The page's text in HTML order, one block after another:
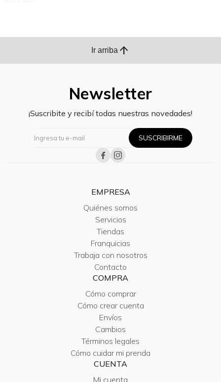
Ir arriba arrow_upward
Newsletter
¡Suscribite y recibí todas nuestras novedades!
SUSCRIBIRME
 
EMPRESA
Quiénes somos
Servicios
Tiendas
Franquicias
Trabaja con nosotros
Contacto
COMPRA
Cómo comprar
Cómo crear cuenta
Envíos
Cambios
Términos legales
Cómo cuidar mi prenda
CUENTA
Mi cuenta